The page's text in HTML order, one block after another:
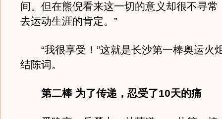
间。但在熊倪看来这一切的意义却很不寻常
去运动生涯的肯定。”
“我很享受！”这就是长沙第一棒奥运火
结陈词。
第二棒 为了传递，忍受了10天的痛